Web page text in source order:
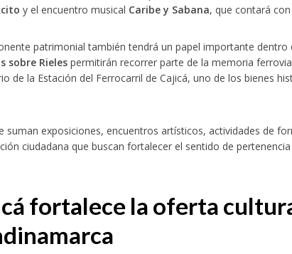
y el encuentro musical Caribe y Sabana, que contará
patrimonial también tendrá un papel importante dentro
sobre Rieles permitirán recorrer parte de la memoria
de la Estación del Ferrocarril de Cajicá, uno de los bienes
suman exposiciones, encuentros artísticos, actividades de
ciudadana que buscan fortalecer el sentido de
fortalece la oferta